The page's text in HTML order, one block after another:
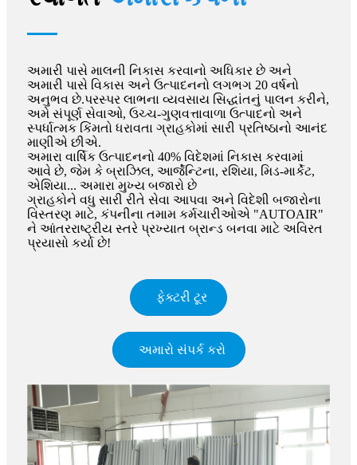
અમારી પાસે માલની નિકાસ કરવાનો અધિકાર છે અને
અમારી પાસે વિકાસ અને ઉત્પાદનનો લગભગ 20 વર્ષનો
અનુભવ છે.પરસ્પર લાભના વ્યવસાય સિદ્ધાંતનું પાલન કરીને,
અમે સંપૂર્ણ સેવાઓ, ઉચ્ચ-ગુણવત્તાવાળા ઉત્પાદનો અને
સ્પર્ધાત્મક કિંમતો ધરાવતા ગ્રાહકોમાં સારી પ્રતિષ્ઠાનો આનંદ
માણીએ છીએ.
અમારા વાર્ષિક ઉત્પાદનનો 40% વિદેશમાં નિકાસ કરવામાં
આવે છે, જેમ કે બ્રાઝિલ, આર્જેન્ટિના, રશિયા, મિડ-માર્કેટ,
એશિયા... અમારા મુખ્ય બજારો છે
ગ્રાહકોને વધુ સારી રીતે સેવા આપવા અને વિદેશી બજારોના
વિસ્તરણ માટે, કંપનીના તમામ કર્મચારીઓએ "AUTOAIR"
ને આંતરરાષ્ટ્રીય સ્તરે પ્રખ્યાત બ્રાન્ડ બનવા માટે અવિરત
પ્રયાસો કર્યા છે!
ફેક્ટરી ટૂર
અમારો સંપર્ક કરો